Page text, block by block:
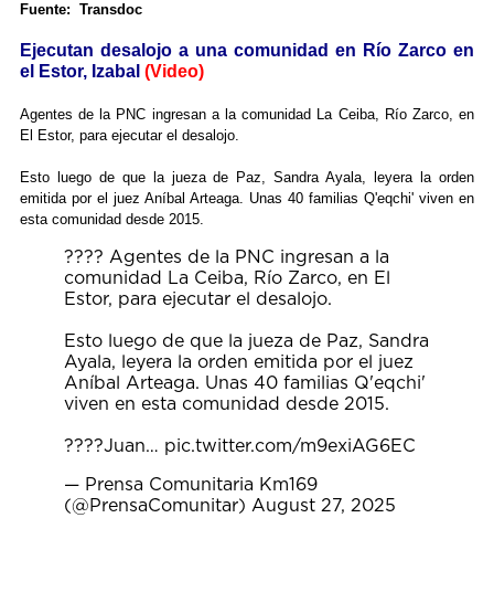
Fuente: Transdoc
Ejecutan desalojo a una comunidad en Río Zarco en
el Estor, Izabal (Video)
Agentes de la PNC ingresan a la comunidad La Ceiba, Río Zarco, en
El Estor, para ejecutar el desalojo.
Esto luego de que la jueza de Paz, Sandra Ayala, leyera la orden
emitida por el juez Aníbal Arteaga. Unas 40 familias Q'eqchi' viven en
esta comunidad desde 2015.
???? Agentes de la PNC ingresan a la
comunidad La Ceiba, Río Zarco, en El
Estor, para ejecutar el desalojo.
Esto luego de que la jueza de Paz, Sandra
Ayala, leyera la orden emitida por el juez
Aníbal Arteaga. Unas 40 familias Q'eqchi'
viven en esta comunidad desde 2015.
????Juan… pic.twitter.com/m9exiAG6EC
— Prensa Comunitaria Km169
(@PrensaComunitar) August 27, 2025